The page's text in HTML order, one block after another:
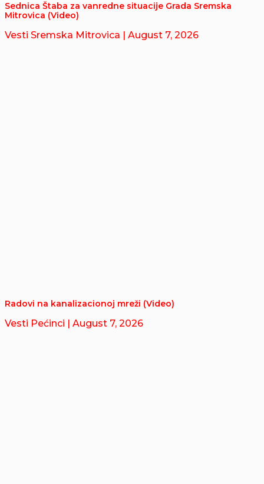
Sednica Štaba za vanredne situacije Grada Sremska
Mitrovica (Video)
Vesti Sremska Mitrovica | August 7, 2026
Radovi na kanalizacionoj mreži (Video)
Vesti Pećinci | August 7, 2026